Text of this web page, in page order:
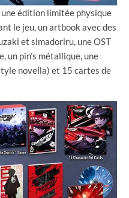
édition limitée physique
le jeu, un artbook avec des
et simadoriru, une OST
un pin’s métallique, une
novella) et 15 cartes de